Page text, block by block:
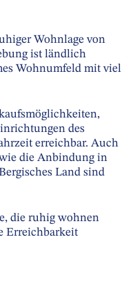
Wohnlage von
ist ländlich
Wohnumfeld mit viel
des
erreichbar. Auch
die Anbindung in
Land sind
die ruhig wohnen
Erreichbarkeit